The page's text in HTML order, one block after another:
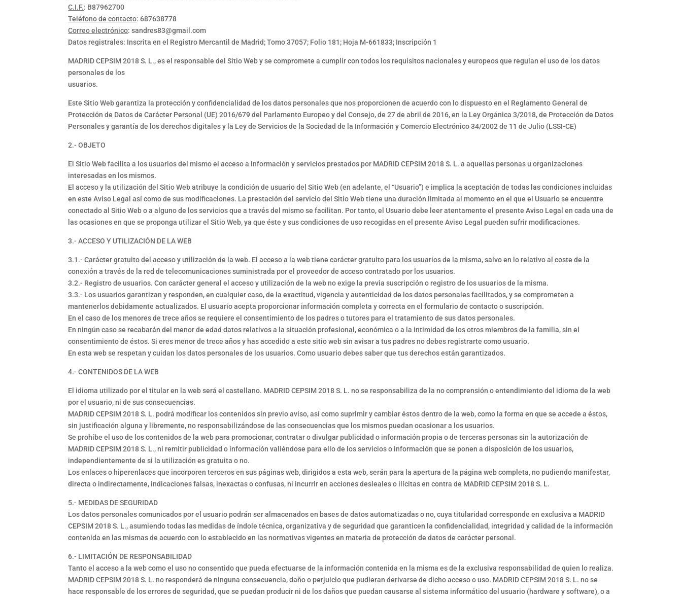
C.I.F.: B87962700
Teléfono de contacto: 687638778
Correo electrónico: sandres83@gmail.com
Datos registrales: Inscrita en el Registro Mercantil de Madrid; Tomo 37057; Folio 181; Hoja M-661833; Inscripción 1
MADRID CEPSIM 2018 S. L., es el responsable del Sitio Web y se compromete a cumplir con todos los requisitos nacionales y europeos que regulan el uso de los datos
personales de los
usuarios.
Este Sitio Web garantiza la protección y confidencialidad de los datos personales que nos proporcionen de acuerdo con lo dispuesto en el Reglamento General de
Protección de Datos de Carácter Personal (UE) 2016/679 del Parlamento Europeo y del Consejo, de 27 de abril de 2016, en la Ley Orgánica 3/2018, de Protección de Datos
Personales y garantía de los derechos digitales y la Ley de Servicios de la Sociedad de la Información y Comercio Electrónico 34/2002 de 11 de Julio (LSSI-CE)
2.- OBJETO
El Sitio Web facilita a los usuarios del mismo el acceso a información y servicios prestados por MADRID CEPSIM 2018 S. L. a aquellas personas u organizaciones
interesadas en los mismos.
El acceso y la utilización del Sitio Web atribuye la condición de usuario del Sitio Web (en adelante, el “Usuario”) e implica la aceptación de todas las condiciones incluidas
en este Aviso Legal así como de sus modificaciones. La prestación del servicio del Sitio Web tiene una duración limitada al momento en el que el Usuario se encuentre
conectado al Sitio Web o a alguno de los servicios que a través del mismo se facilitan. Por tanto, el Usuario debe leer atentamente el presente Aviso Legal en cada una de
las ocasiones en que se proponga utilizar el Sitio Web, ya que éste y sus condiciones de uso recogidas en el presente Aviso Legal pueden sufrir modificaciones.
3.- ACCESO Y UTILIZACIÓN DE LA WEB
3.1.- Carácter gratuito del acceso y utilización de la web. El acceso a la web tiene carácter gratuito para los usuarios de la misma, salvo en lo relativo al coste de la
conexión a través de la red de telecomunicaciones suministrada por el proveedor de acceso contratado por los usuarios.
3.2.- Registro de usuarios. Con carácter general el acceso y utilización de la web no exige la previa suscripción o registro de los usuarios de la misma.
3.3.- Los usuarios garantizan y responden, en cualquier caso, de la exactitud, vigencia y autenticidad de los datos personales facilitados, y se comprometen a
mantenerlos debidamente actualizados. El usuario acepta proporcionar información completa y correcta en el formulario de contacto o suscripción.
En el caso de los menores de trece años se requiere el consentimiento de los padres o tutores para el tratamiento de sus datos personales.
En ningún caso se recabarán del menor de edad datos relativos a la situación profesional, económica o a la intimidad de los otros miembros de la familia, sin el
consentimiento de éstos. Si eres menor de trece años y has accedido a este sitio web sin avisar a tus padres no debes registrarte como usuario.
En esta web se respetan y cuidan los datos personales de los usuarios. Como usuario debes saber que tus derechos están garantizados.
4.- CONTENIDOS DE LA WEB
El idioma utilizado por el titular en la web será el castellano. MADRID CEPSIM 2018 S. L. no se responsabiliza de la no comprensión o entendimiento del idioma de la web
por el usuario, ni de sus consecuencias.
MADRID CEPSIM 2018 S. L. podrá modificar los contenidos sin previo aviso, así como suprimir y cambiar éstos dentro de la web, como la forma en que se accede a éstos,
sin justificación alguna y libremente, no responsabilizándose de las consecuencias que los mismos puedan ocasionar a los usuarios.
Se prohíbe el uso de los contenidos de la web para promocionar, contratar o divulgar publicidad o información propia o de terceras personas sin la autorización de
MADRID CEPSIM 2018 S. L., ni remitir publicidad o información valiéndose para ello de los servicios o información que se ponen a disposición de los usuarios,
independientemente de si la utilización es gratuita o no.
Los enlaces o hiperenlaces que incorporen terceros en sus páginas web, dirigidos a esta web, serán para la apertura de la página web completa, no pudiendo manifestar,
directa o indirectamente, indicaciones falsas, inexactas o confusas, ni incurrir en acciones desleales o ilícitas en contra de MADRID CEPSIM 2018 S. L.
5.- MEDIDAS DE SEGURIDAD
Los datos personales comunicados por el usuario podrán ser almacenados en bases de datos automatizadas o no, cuya titularidad corresponde en exclusiva a MADRID
CEPSIM 2018 S. L., asumiendo todas las medidas de índole técnica, organizativa y de seguridad que garanticen la confidencialidad, integridad y calidad de la información
contenida en las mismas de acuerdo con lo establecido en las normativas vigentes en materia de protección de datos de carácter personal.
6.- LIMITACIÓN DE RESPONSABILIDAD
Tanto el acceso a la web como el uso no consentido que pueda efectuarse de la información contenida en la misma es de la exclusiva responsabilidad de quien lo realiza.
MADRID CEPSIM 2018 S. L. no responderá de ninguna consecuencia, daño o perjuicio que pudieran derivarse de dicho acceso o uso. MADRID CEPSIM 2018 S. L. no se
hace responsable de los errores de seguridad, que se puedan producir ni de los daños que puedan causarse al sistema informático del usuario (hardware y software), o a